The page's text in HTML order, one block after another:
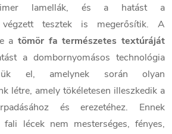
lamellák, és a hatást a
végzett tesztek is megerősítik. A
a tömör fa természetes textúráját
a dombornyomásos technológia
el, amelynek során olyan
létre, amely tökéletesen illeszkedik a
és erezetéhez. Ennek
fali lécek nem mesterséges, fényes,